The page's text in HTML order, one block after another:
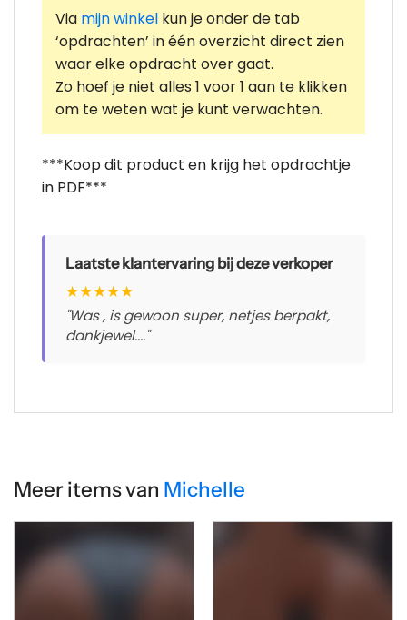
Via mijn winkel kun je onder de tab
‘opdrachten’ in één overzicht direct zien
waar elke opdracht over gaat.
Zo hoef je niet alles 1 voor 1 aan te klikken
om te weten wat je kunt verwachten.
***Koop dit product en krijg het opdrachtje
in PDF***
Laatste klantervaring bij deze verkoper
★★★★★
"Was , is gewoon super, netjes berpakt,
dankjewel...."
Meer items van Michelle